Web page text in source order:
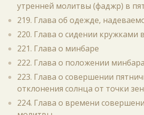
утренней молитвы (фаджр) в
219. Глава об одежде,
220. Глава о сидении кружками
221. Глава о минбаре
222. Глава о положении минбара
223. Глава о совершении
отклонения солнца от точки
224. Глава о времени